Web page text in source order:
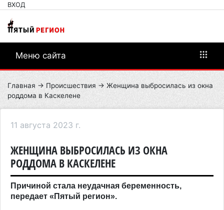
ВХОД
Меню сайта
Главная → Происшествия → Женщина выбросилась из окна
роддома в Каскелене
11 августа 2023 г.
ЖЕНЩИНА ВЫБРОСИЛАСЬ ИЗ ОКНА
РОДДОМА В КАСКЕЛЕНЕ
Причиной стала неудачная беременность,
передает «Пятый регион».